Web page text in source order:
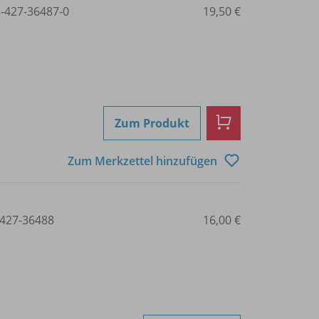
427-36487-0 19,50 €
Zum Produkt
Zum Merkzettel hinzufügen
36488 16,00 €